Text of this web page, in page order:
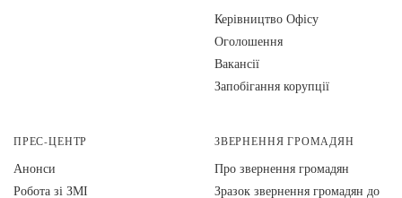
Керівництво Офісу
Оголошення
Вакансії
Запобігання корупції
ПРЕС-ЦЕНТР
Анонси
Робота зі ЗМІ
ЗВЕРНЕННЯ ГРОМАДЯН
Про звернення громадян
Зразок звернення громадян до